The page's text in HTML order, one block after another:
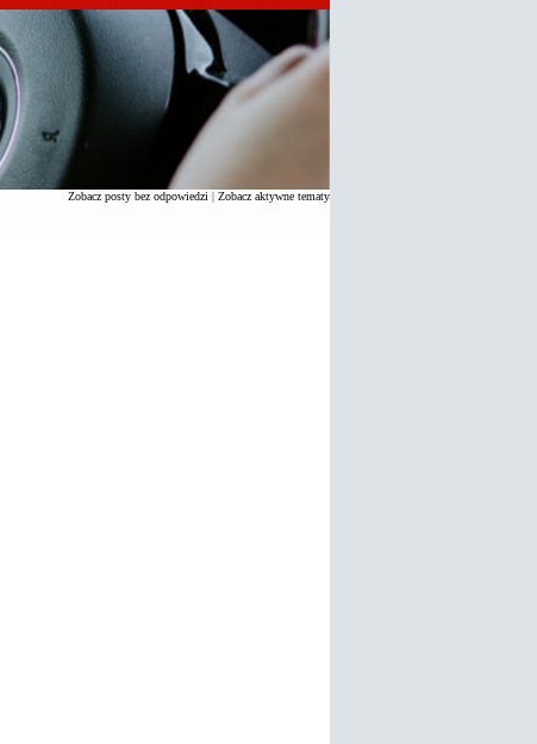
Zobacz posty bez odpowiedzi | Zobacz aktywne tematy